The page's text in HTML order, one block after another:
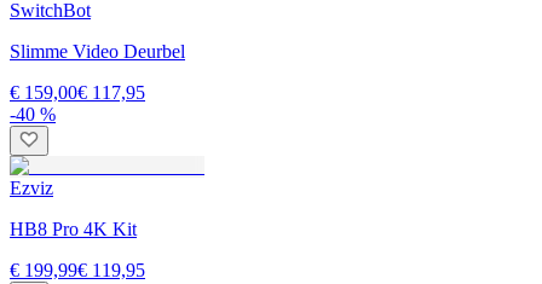
SwitchBot
Slimme Video Deurbel
€ 159,00€ 117,95
-40 %
Ezviz
HB8 Pro 4K Kit
€ 199,99€ 119,95